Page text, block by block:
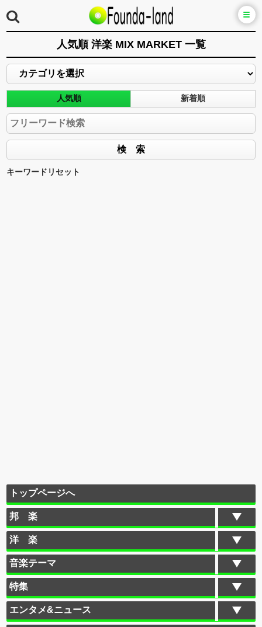
人気順 洋楽 MIX MARKET 一覧
人気順 新着順
キーワードリセット
トップページへ
邦 楽
洋 楽
音楽テーマ
特集
エンタメ&ニュース